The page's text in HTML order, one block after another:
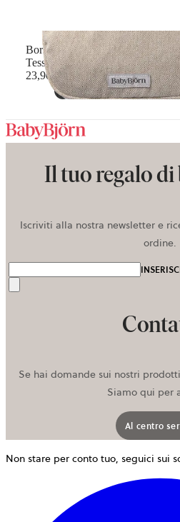
Borsina per Marsupio
Tessuto mélange, Beige chiaro
23,90 €
Il tuo regalo
Iscriviti alla nostra newsletter e
ordine.
Se hai domande sui nostri
Siamo qui per
Al centro
Non stare per conto tuo, seguici sui